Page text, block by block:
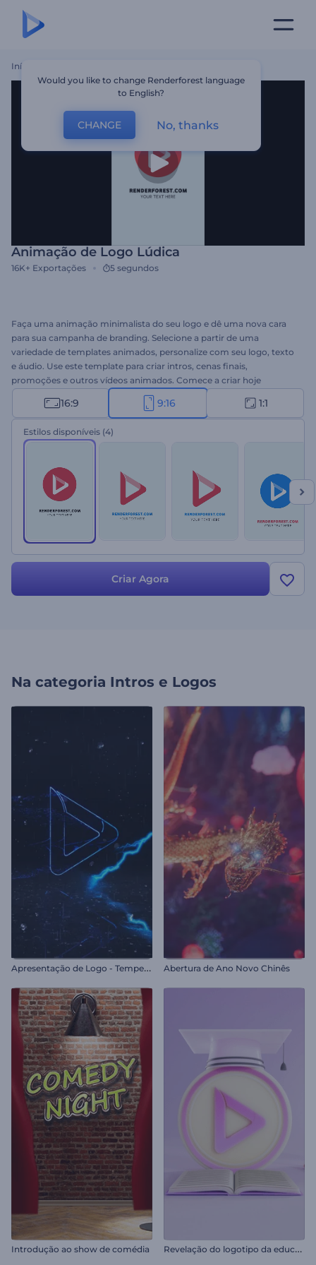
Início
Animação de Logo Lúdica
16K+ Exportações 5 segundos
Faça uma animação minimalista do seu logo e dê uma nova cara
para sua campanha de branding. Selecione a partir de uma
variedade de templates animados, personalize com seu logo, texto
e áudio. Use este template para criar intros, cenas finais,
promoções e outros vídeos animados. Comece a criar hoje
16:9 9:16 1:1
Estilos disponíveis (4)
Criar Agora
Na categoria Intros e Logos
A
presentação de Logo - Tempestade Abertura de Ano Novo Chinês
Introdução ao show de comédia R
evelação do logotipo da educação
Would you like to change Renderforest language
to English?
CHANGE No, thanks